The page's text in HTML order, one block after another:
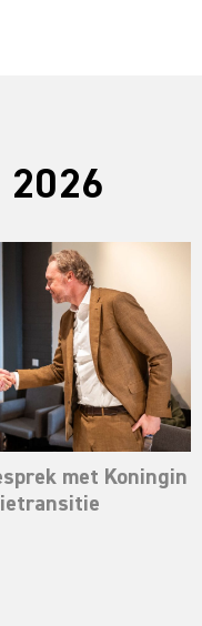
met Koningin